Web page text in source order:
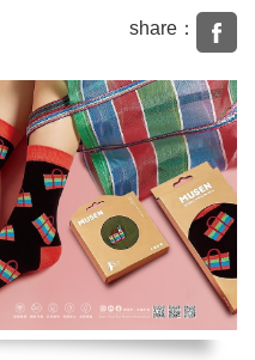
share：